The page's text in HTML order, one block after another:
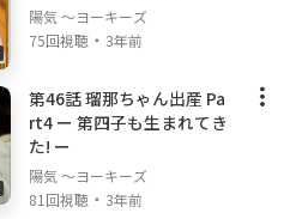
陽気 ～ヨーキーズ
75回視聴 ・ 3年前
第46話 瑠那ちゃん出産 Pa
rt4 ー 第四子も生まれてき
た! ー
陽気 ～ヨーキーズ
81回視聴 ・ 3年前